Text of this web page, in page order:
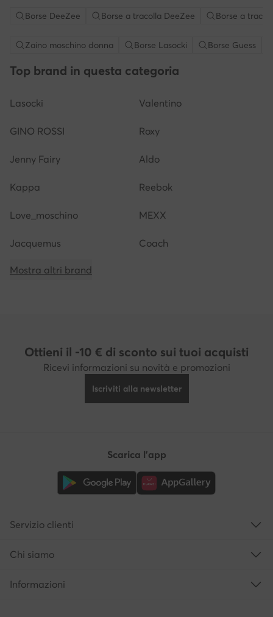
Borse DeeZee Borse a tracolla DeeZee Borse a
Zaino moschino donna Borse Lasocki Borse Guess
Top brand in questa categoria
Lasocki Valentino
GINO ROSSI Roxy
Jenny Fairy Aldo
Kappa Reebok
Love_moschino MEXX
Jacquemus Coach
Mostra altri brand
Ottieni il -10 € di sconto sui tuoi acquisti
Ricevi informazioni su novità e promozioni
Iscriviti alla newsletter
Scarica l'app
Servizio clienti
Chi siamo
Informazioni